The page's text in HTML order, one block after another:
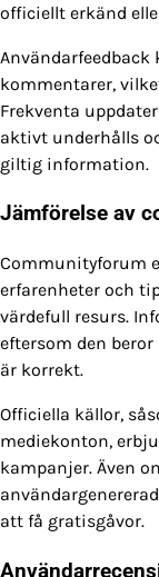
officiellt erkänd
kommentarer,
Frekventa
aktivt underhålls
giltig information.
Jämförelse av
Communityforum
erfarenheter och
värdefull resurs.
eftersom den
är korrekt.
Officiella källor,
mediekonton,
kampanjer. Även
att få gratisgåvor.